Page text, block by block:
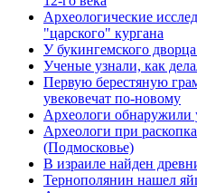
Археологические
"царского" кургана
У букингемского
Ученые узнали, как
Первую берестяную
увековечат по-новому
Археологи обнаружили
Археологи при
(Подмосковье)
В израиле найден
Тернополянин нашел